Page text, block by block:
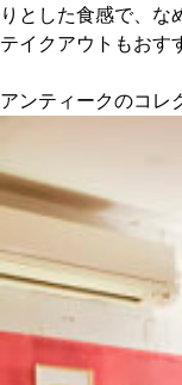
りとした食感で、な
テイクアウトもおす
アンティークのコレ